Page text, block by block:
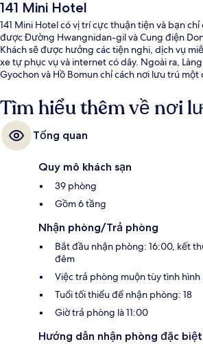
141 Mini Hotel
141 Mini Hotel có vị trí cực thuận tiện và bạn
được Đường Hwangnidan-gil và Cung điện
Khách sẽ được hưởng các tiện nghi, dịch vụ
xe tự phục vụ và internet có dây. Ngoài ra,
Gyochon và Hồ Bomun chỉ cách nơi lưu trú
Tìm hiểu thêm về nơi
Tổng quan
Quy mô khách sạn
39 phòng
Gồm 6 tầng
Nhận phòng/Trả phòng
Bắt đầu nhận phòng: 16:00, kết
đêm
Việc trả phòng muộn tùy tình
Tuổi tối thiểu để nhận phòng: 18
Giờ trả phòng là 11:00
Hướng dẫn nhận phòng đặc biệt